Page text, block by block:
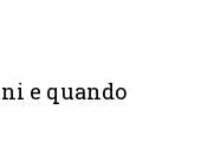
e quando